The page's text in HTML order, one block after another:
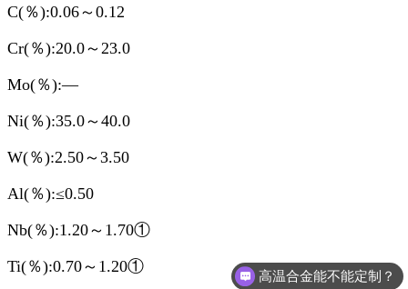
C(％):0.06～0.12
Cr(％):20.0～23.0
Mo(％):—
Ni(％):35.0～40.0
W(％):2.50～3.50
Al(％):≤0.50
Nb(％):1.20～1.70①
Ti(％):0.70～1.20①
高温合金能不能定制？